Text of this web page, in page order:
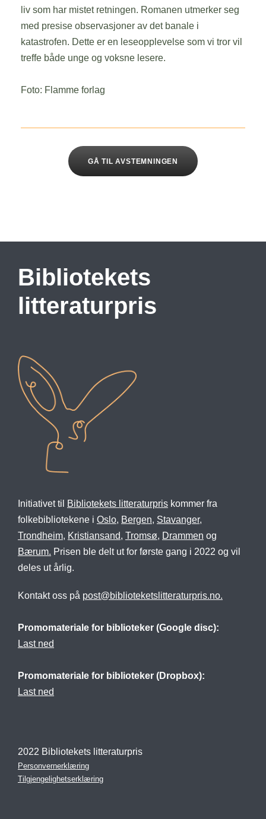
liv som har mistet retningen. Romanen utmerker seg
med presise observasjoner av det banale i
katastrofen. Dette er en leseopplevelse som vi tror vil
treffe både unge og voksne lesere.
Foto: Flamme forlag
GÅ TIL AVSTEMNINGEN
Bibliotekets
litteraturpris
Initiativet til Bibliotekets litteraturpris kommer fra
folkebibliotekene i Oslo, Bergen, Stavanger,
Trondheim, Kristiansand, Tromsø, Drammen og
Bærum. Prisen ble delt ut for første gang i 2022 og vil
deles ut årlig.
Kontakt oss på post@biblioteketslitteraturpris.no.
Promomateriale for biblioteker (Google disc):
Last ned
Promomateriale for biblioteker (Dropbox):
Last ned
2022 Bibliotekets litteraturpris
Personvernerklæring
Tilgjengelighetserklæring